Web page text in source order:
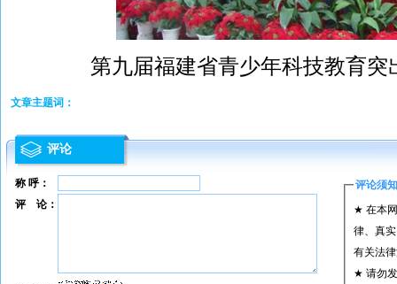
第九届福建省青少年科技教育突
文章主题词：
评论
称 呼： 评论须知
★ 在本
律、真
有关法
★ 请勿
评 论：